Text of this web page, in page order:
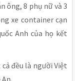
ông, 8 phụ nữ và 3
xe container cạn
Anh của họ kết
đều là người Việt